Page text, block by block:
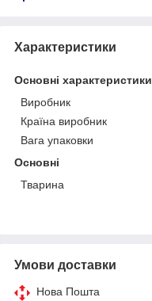
Характеристики
Основні характеристики
Виробник
Країна виробник
Вага упаковки
Основні
Тварина
Умови доставки
Нова Пошта